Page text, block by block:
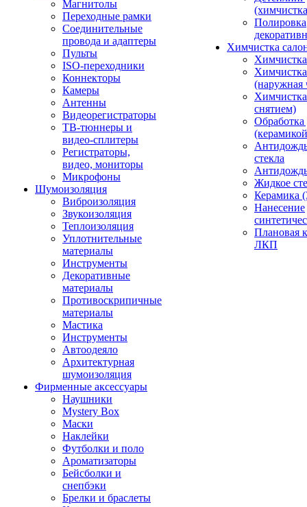
Магнитолы
Переходные рамки
Соединительные
провода и адаптеры
Пульты
ISO-переходники
Коннекторы
Камеры
Антенны
Видеорегистраторы
ТВ-тюннеры и
видео-сплитеры
Регистраторы,
видео, мониторы
Микрофоны
Шумоизоляция
Виброизоляция
Звукоизоляция
Теплоизоляция
Уплотнительные
материалы
Инструменты
Декоративные
материалы
Противоскрипичные
материалы
Мастика
Инструменты
Автоодеяло
Архитектурная
шумоизоляция
Фирменные аксессуары
Наушники
Mystery Box
Маски
Наклейки
Футболки и поло
Ароматизаторы
Бейсболки и
снепбэки
Брелки и браслеты
Полировка
Химчистка
(наружная
снятием)
Обработка
стекла
Жидкое
Керамика
Нанесение
Плановая
ЛКП